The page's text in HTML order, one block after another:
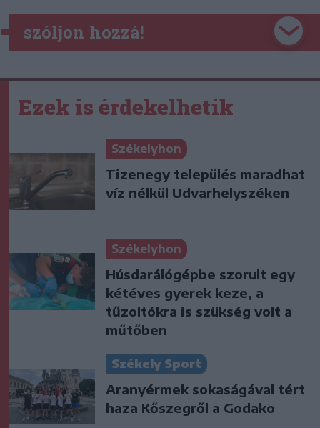
szóljon hozzá!
Ezek is érdekelhetik
Székelyhon
Tizenegy település maradhat
víz nélkül Udvarhelyszéken
Székelyhon
Húsdarálógépbe szorult egy
kétéves gyerek keze, a
tűzoltókra is szükség volt a
műtőben
Székely Sport
Aranyérmek sokaságával tért
haza Kőszegről a Godako